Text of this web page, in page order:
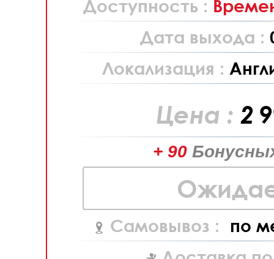
Доступность :
Дата выхода :
Локализация :
Цена : 2
+ 90
Самовывоз : по